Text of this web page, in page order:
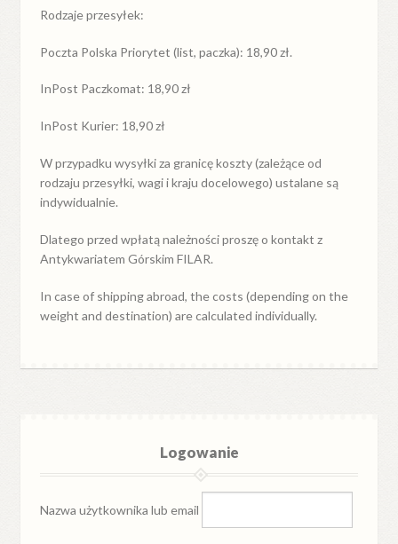
Rodzaje przesyłek:
Poczta Polska Priorytet (list, paczka): 18,90 zł.
InPost Paczkomat: 18,90 zł
InPost Kurier: 18,90 zł
W przypadkuwysyłkiza granicękoszty (zależące od
rodzaju przesyłki, wagi i kraju docelowego) ustalane są
indywidualnie.
Dlatego przed wpłatą należności proszę o kontakt z
Antykwariatem Górskim FILAR.
In case of shipping abroad, the costs (depending on the
weight and destination) are calculated individually.
Logowanie
Nazwa użytkownika lub email